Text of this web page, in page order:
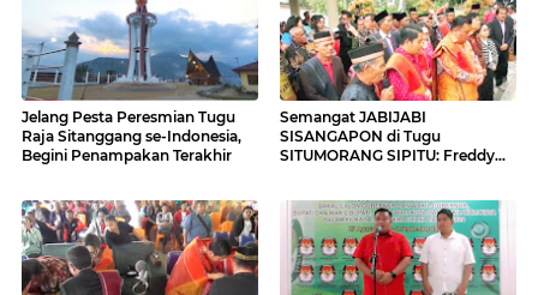
Jelang Pesta Peresmian Tugu
Raja Sitanggang se-Indonesia,
Begini Penampakan Terakhir
Semangat JABIJABI
SISANGAPON di Tugu
SITUMORANG SIPITU: Freddy